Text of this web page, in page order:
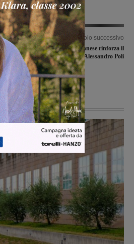
alla
Articolo successivo
La Sangiovannese rinforza il
centrocampo con Alessandro Poli